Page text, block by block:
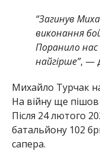
“Загинув
виконання
Поранило
найгірше”, —
Михайло Турчак
На війну ще
Після 24 лютого
батальйону 102
сапера.